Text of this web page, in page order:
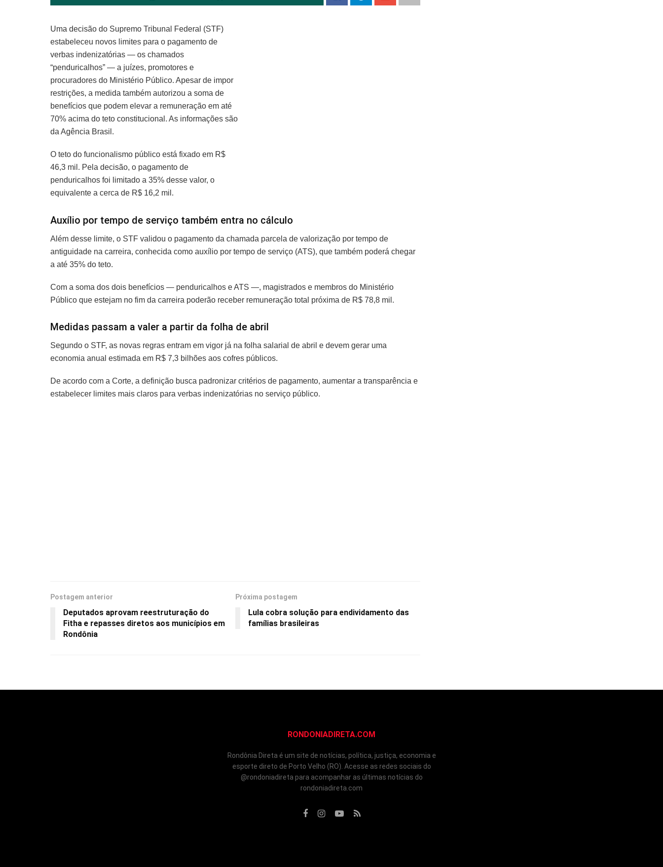
Uma decisão do Supremo Tribunal Federal (STF)
estabeleceu novos limites para o pagamento de
verbas indenizatórias — os chamados
“penduricalhos” — a juízes, promotores e
procuradores do Ministério Público. Apesar de impor
restrições, a medida também autorizou a soma de
benefícios que podem elevar a remuneração em até
70% acima do teto constitucional. As informações são
da Agência Brasil.
O teto do funcionalismo público está fixado em R$
46,3 mil. Pela decisão, o pagamento de
penduricalhos foi limitado a 35% desse valor, o
equivalente a cerca de R$ 16,2 mil.
Auxílio por tempo de serviço também entra no cálculo
Além desse limite, o STF validou o pagamento da chamada parcela de valorização por tempo de
antiguidade na carreira, conhecida como auxílio por tempo de serviço (ATS), que também poderá chegar
a até 35% do teto.
Com a soma dos dois benefícios — penduricalhos e ATS —, magistrados e membros do Ministério
Público que estejam no fim da carreira poderão receber remuneração total próxima de R$ 78,8 mil.
Medidas passam a valer a partir da folha de abril
Segundo o STF, as novas regras entram em vigor já na folha salarial de abril e devem gerar uma
economia anual estimada em R$ 7,3 bilhões aos cofres públicos.
De acordo com a Corte, a definição busca padronizar critérios de pagamento, aumentar a transparência e
estabelecer limites mais claros para verbas indenizatórias no serviço público.
Postagem anterior
Deputados aprovam reestruturação do
Fitha e repasses diretos aos municípios em
Rondônia
Próxima postagem
Lula cobra solução para endividamento das
famílias brasileiras
RONDONIADIRETA.COM
Rondônia Direta é um site de notícias, política, justiça, economia e
esporte direto de Porto Velho (RO). Acesse as redes sociais do
@rondoniadireta para acompanhar as últimas notícias do
rondoniadireta.com